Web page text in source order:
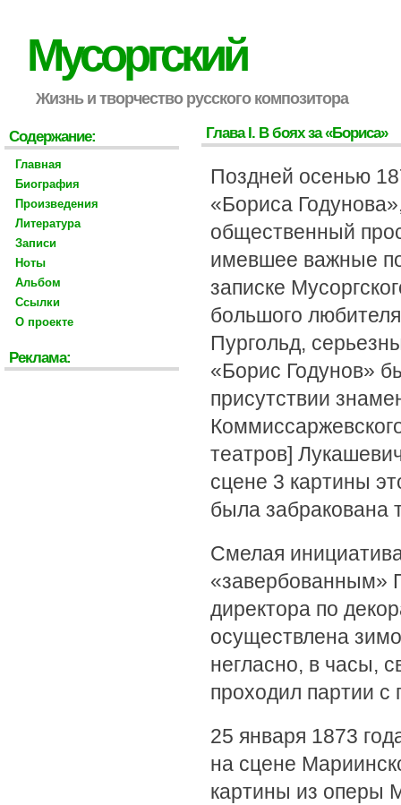
Мусоргский
Жизнь и творчество русского композитора
Глава I. В боях за «Бориса»
Поздней осенью
«Бориса
общественный
имевшее важные
записке
большого
Пургольд,
«Борис Годунов»
присутствии
театров]
сцене 3 картины
была забракована
Смелая
«завербованным»
директора по
осуществлена
негласно, в часы,
проходил партии с
25 января 1873
на сцене
картины из оперы
Содержание:
Главная
Биография
Произведения
Литература
Записи
Ноты
Альбом
Ссылки
О проекте
Реклама: